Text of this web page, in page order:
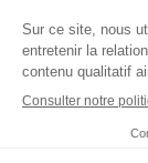
210€
Politique